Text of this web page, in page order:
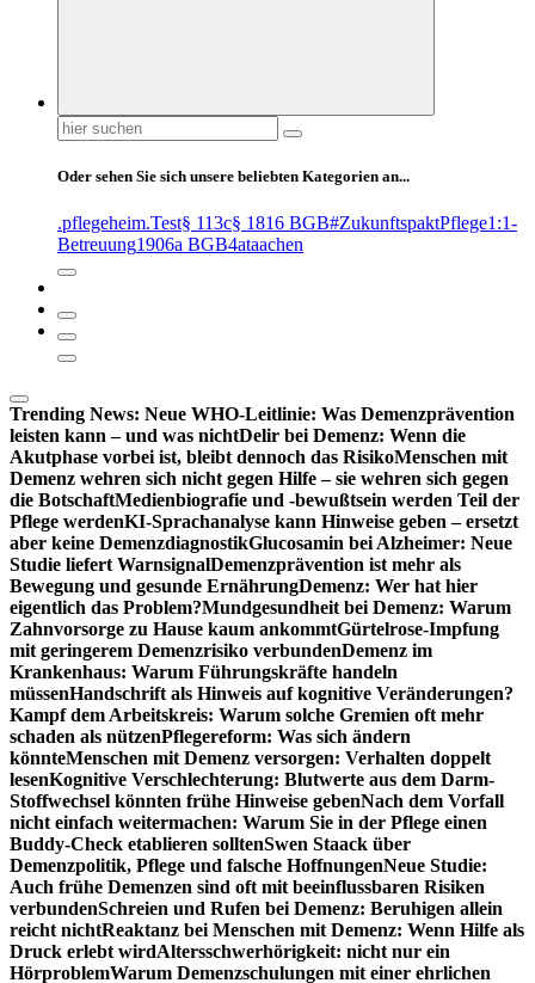
Suchen
nach:
Oder sehen Sie sich unsere beliebten Kategorien an...
.pflegeheim.Test§ 113c§ 1816 BGB#ZukunftspaktPflege1:1-
Betreuung1906a BGB4ataachen
Trending News: Neue WHO-Leitlinie: Was Demenzprävention
leisten kann – und was nichtDelir bei Demenz: Wenn die
Akutphase vorbei ist, bleibt dennoch das RisikoMenschen mit
Demenz wehren sich nicht gegen Hilfe – sie wehren sich gegen
die BotschaftMedienbiografie und -bewußtsein werden Teil der
Pflege werdenKI-Sprachanalyse kann Hinweise geben – ersetzt
aber keine DemenzdiagnostikGlucosamin bei Alzheimer: Neue
Studie liefert WarnsignalDemenzprävention ist mehr als
Bewegung und gesunde ErnährungDemenz: Wer hat hier
eigentlich das Problem?Mundgesundheit bei Demenz: Warum
Zahnvorsorge zu Hause kaum ankommtGürtelrose-Impfung
mit geringerem Demenzrisiko verbundenDemenz im
Krankenhaus: Warum Führungskräfte handeln
müssenHandschrift als Hinweis auf kognitive Veränderungen?
Kampf dem Arbeitskreis: Warum solche Gremien oft mehr
schaden als nützenPflegereform: Was sich ändern
könnteMenschen mit Demenz versorgen: Verhalten doppelt
lesenKognitive Verschlechterung: Blutwerte aus dem Darm-
Stoffwechsel könnten frühe Hinweise gebenNach dem Vorfall
nicht einfach weitermachen: Warum Sie in der Pflege einen
Buddy-Check etablieren solltenSwen Staack über
Demenzpolitik, Pflege und falsche HoffnungenNeue Studie:
Auch frühe Demenzen sind oft mit beeinflussbaren Risiken
verbundenSchreien und Rufen bei Demenz: Beruhigen allein
reicht nichtReaktanz bei Menschen mit Demenz: Wenn Hilfe als
Druck erlebt wirdAltersschwerhörigkeit: nicht nur ein
HörproblemWarum Demenzschulungen mit einer ehrlichen